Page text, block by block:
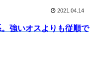
2021.04.14
強いオスよりも従順で